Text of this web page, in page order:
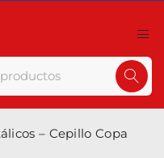
– Cepillo Copa